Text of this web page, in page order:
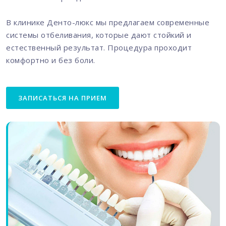
В клинике Денто-люкс мы предлагаем современные
системы отбеливания, которые дают стойкий и
естественный результат. Процедура проходит
комфортно и без боли.
ЗАПИСАТЬСЯ НА ПРИЕМ